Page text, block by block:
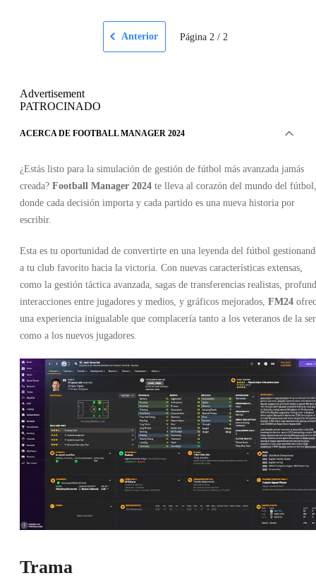
Anterior Página 2 / 2
Advertisement
PATROCINADO
ACERCA DE FOOTBALL MANAGER 2024
¿Estás listo para la simulación de gestión de fútbol más avanzada jamás
creada? Football Manager 2024 te lleva al corazón del mundo del fútbol,
donde cada decisión importa y cada partido es una nueva historia por
escribir.
Esta es tu oportunidad de convertirte en una leyenda del fútbol
a tu club favorito hacia la victoria. Con nuevas características extensas,
como la gestión táctica avanzada, sagas de transferencias realistas,
interacciones entre jugadores y medios, y gráficos mejorados, FM24
una experiencia inigualable que complacería tanto a los veteranos de la
como a los nuevos jugadores.
Trama